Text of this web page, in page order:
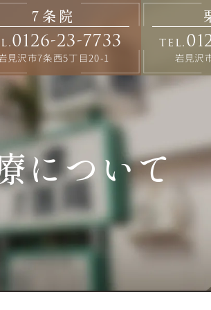
7条院
0126-23-7733
見沢市7条西5丁目20-1
tel.
岩見沢
について